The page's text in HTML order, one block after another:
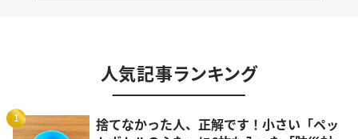
人気記事ランキング
1
捨てなかった人、正解です！小さい「ペッ